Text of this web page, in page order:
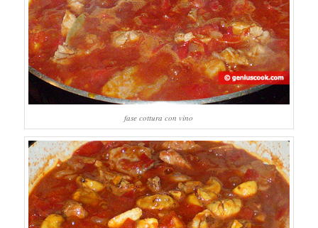
fase cottura con vino